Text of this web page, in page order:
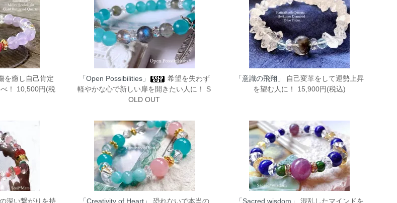
を癒し自己肯定
！ 10,500円(税
「Open Possibilities」
希望を失わず
軽やかな心で新しい扉を開きたい人に！ S
OLD OUT
「意識の飛翔」
自己変革をして運勢上昇
を望む人に！ 15,900円(税込)
深い繋がりを持
「Creativity of Heart」
恐れないで本当の
「Sacred wisdom」
混乱したマインドを